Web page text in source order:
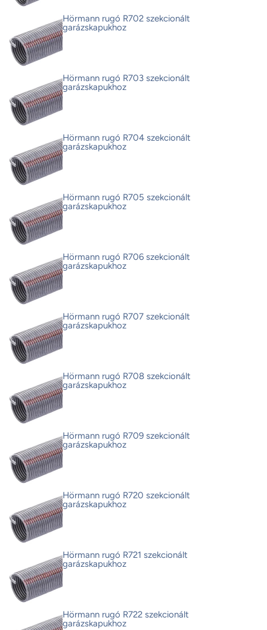
Hörmann rugó R702 szekcionált
garázskapukhoz
Hörmann rugó R703 szekcionált
garázskapukhoz
Hörmann rugó R704 szekcionált
garázskapukhoz
Hörmann rugó R705 szekcionált
garázskapukhoz
Hörmann rugó R706 szekcionált
garázskapukhoz
Hörmann rugó R707 szekcionált
garázskapukhoz
Hörmann rugó R708 szekcionált
garázskapukhoz
Hörmann rugó R709 szekcionált
garázskapukhoz
Hörmann rugó R720 szekcionált
garázskapukhoz
Hörmann rugó R721 szekcionált
garázskapukhoz
Hörmann rugó R722 szekcionált
garázskapukhoz